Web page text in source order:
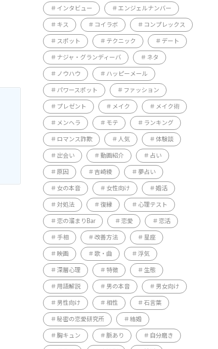
インタビュー エンジェルナンバー
キス コイラボ コンプレックス
スポット テクニック デート
ナジャ・グランディーバ ネタ
ノウハウ ハッピーメール
パワースポット ファッション
プレゼント メイク メイク術
メンヘラ モテ ランキング
ロマンス詐欺 人気 体験談
出会い 動画紹介 占い
原因 吉崎綾 夢占い
女の本音 女性向け 婚活
対処法 復縁 心理テスト
恋の溜まりBar 恋愛 恋活
手相 改善方法 星座
映画 歌・曲 浮気
深層心理 特徴 生態
用語解説 男の本音 男女向け
男性向け 相性 石言葉
秘密の恋愛研究所 結婚
胸キュン 脈あり 自分磨き